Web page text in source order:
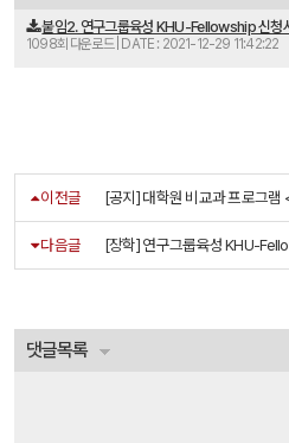
붙임2. 연구그룹육성 KHU-Fellowship 신청
1098회 다운로드 | DATE : 2021-12-29 11:42:22
이전글
[공지] 대학원 비교과 프로그램
다음글
[장학] 연구그룹육성 KHU-
댓글목록